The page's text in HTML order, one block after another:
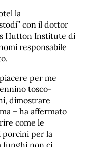
la
con il dottor
Hutton Institute di
responsabile
per me
tosco-
dimostrare
– ha affermato
come le
porcini per la